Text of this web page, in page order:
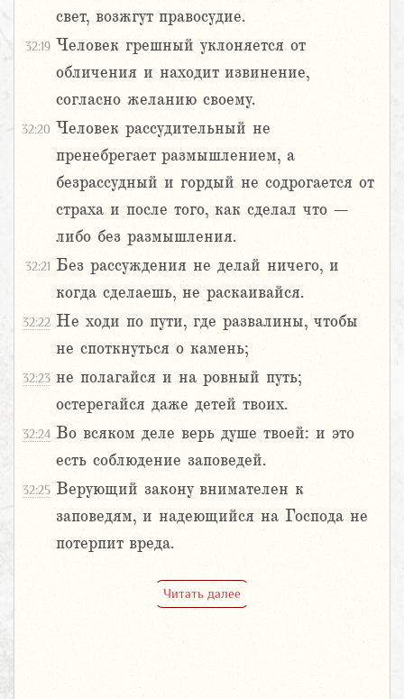
свет, возжгут правосудие.
32:19 Человек грешный уклоняется от
обличения и находит извинение,
согласно желанию своему.
32:20 Человек рассудительный не
пренебрегает размышлением, а
безрассудный и гордый не содрогается от
страха и после того, как сделал что –
либо без размышления.
32:21 Без рассуждения не делай ничего, и
когда сделаешь, не раскаивайся.
32:22 Не ходи по пути, где развалины, чтобы
не споткнуться о камень;
32:23 не полагайся и на ровный путь;
остерегайся даже детей твоих.
32:24 Во всяком деле верь душе твоей: и это
есть соблюдение заповедей.
32:25 Верующий закону внимателен к
заповедям, и надеющийся на Господа не
потерпит вреда.
Читать далее